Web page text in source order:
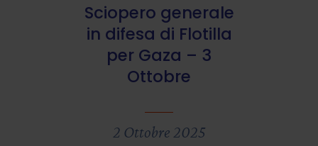
Sciopero generale
in difesa di Flotilla
per Gaza – 3
Ottobre
2 Ottobre 2025